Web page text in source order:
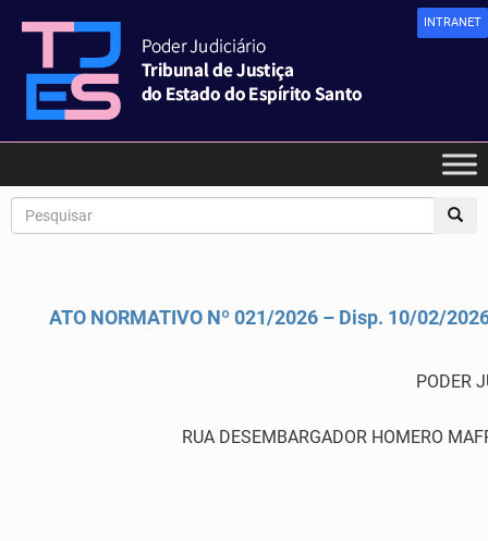
INTRANET
ATO NORMATIVO Nº 021/2026 – Disp. 10/02/
PODER
RUA DESEMBARGADOR HOMERO